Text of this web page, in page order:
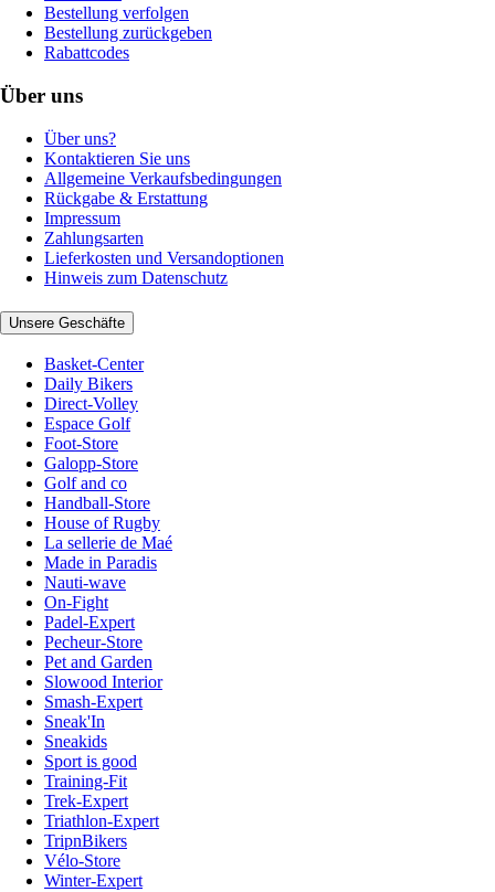
Bestellung verfolgen
Bestellung zurückgeben
Rabattcodes
Über uns
Über uns?
Kontaktieren Sie uns
Allgemeine Verkaufsbedingungen
Rückgabe & Erstattung
Impressum
Zahlungsarten
Lieferkosten und Versandoptionen
Hinweis zum Datenschutz
Unsere Geschäfte
Basket-Center
Daily Bikers
Direct-Volley
Espace Golf
Foot-Store
Galopp-Store
Golf and co
Handball-Store
House of Rugby
La sellerie de Maé
Made in Paradis
Nauti-wave
On-Fight
Padel-Expert
Pecheur-Store
Pet and Garden
Slowood Interior
Smash-Expert
Sneak'In
Sneakids
Sport is good
Training-Fit
Trek-Expert
Triathlon-Expert
TripnBikers
Vélo-Store
Winter-Expert